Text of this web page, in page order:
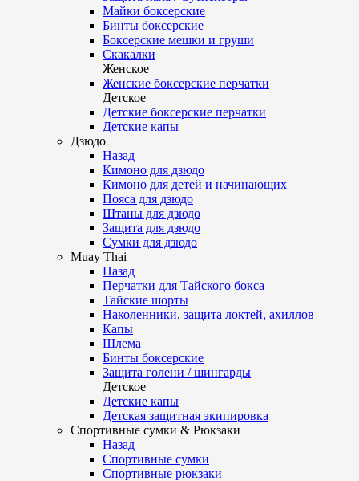
Майки боксерские
Бинты боксерские
Боксерские мешки и груши
Скакалки
Женское
Женские боксерские перчатки
Детское
Детские боксерские перчатки
Детские капы
Дзюдо
Назад
Кимоно для дзюдо
Кимоно для детей и начинающих
Пояса для дзюдо
Штаны для дзюдо
Защита для дзюдо
Сумки для дзюдо
Muay Thai
Назад
Перчатки для Тайского бокса
Тайские шорты
Наколенники, защита локтей, ахиллов
Капы
Шлема
Бинты боксерские
Защита голени / шингарды
Детское
Детские капы
Детская защитная экипировка
Спортивные сумки & Рюкзаки
Назад
Спортивные сумки
Спортивные рюкзаки